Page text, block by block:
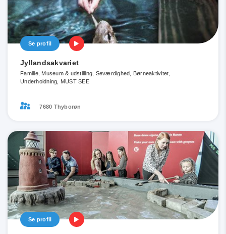
Se profil
Jyllandsakvariet
Familie, Museum & udstilling, Seværdighed, Børneaktivitet,
Underholdning, MUST SEE
7680 Thyborøn
Se profil